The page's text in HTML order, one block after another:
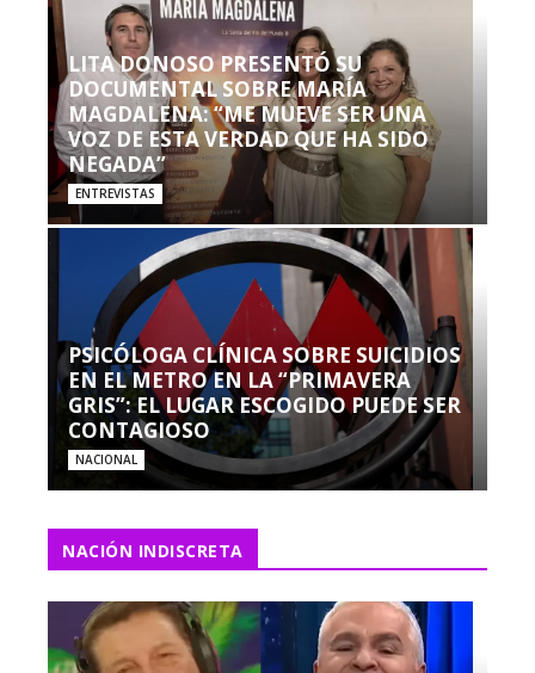
LITA DONOSO PRESENTÓ SU
DOCUMENTAL SOBRE MARÍA
MAGDALENA: “ME MUEVE SER UNA
VOZ DE ESTA VERDAD QUE HA SIDO
NEGADA”
ENTREVISTAS
PSICÓLOGA CLÍNICA SOBRE SUICIDIOS
EN EL METRO EN LA “PRIMAVERA
GRIS”: EL LUGAR ESCOGIDO PUEDE SER
CONTAGIOSO
NACIONAL
NACIÓN INDISCRETA